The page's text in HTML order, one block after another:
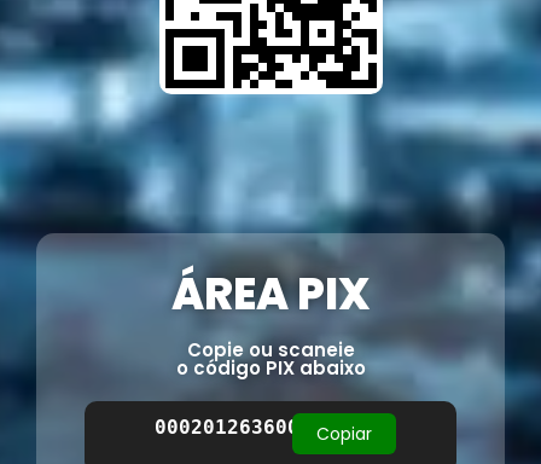
ÁREA PIX
Copie ou scaneie
o código PIX abaixo
Copiar